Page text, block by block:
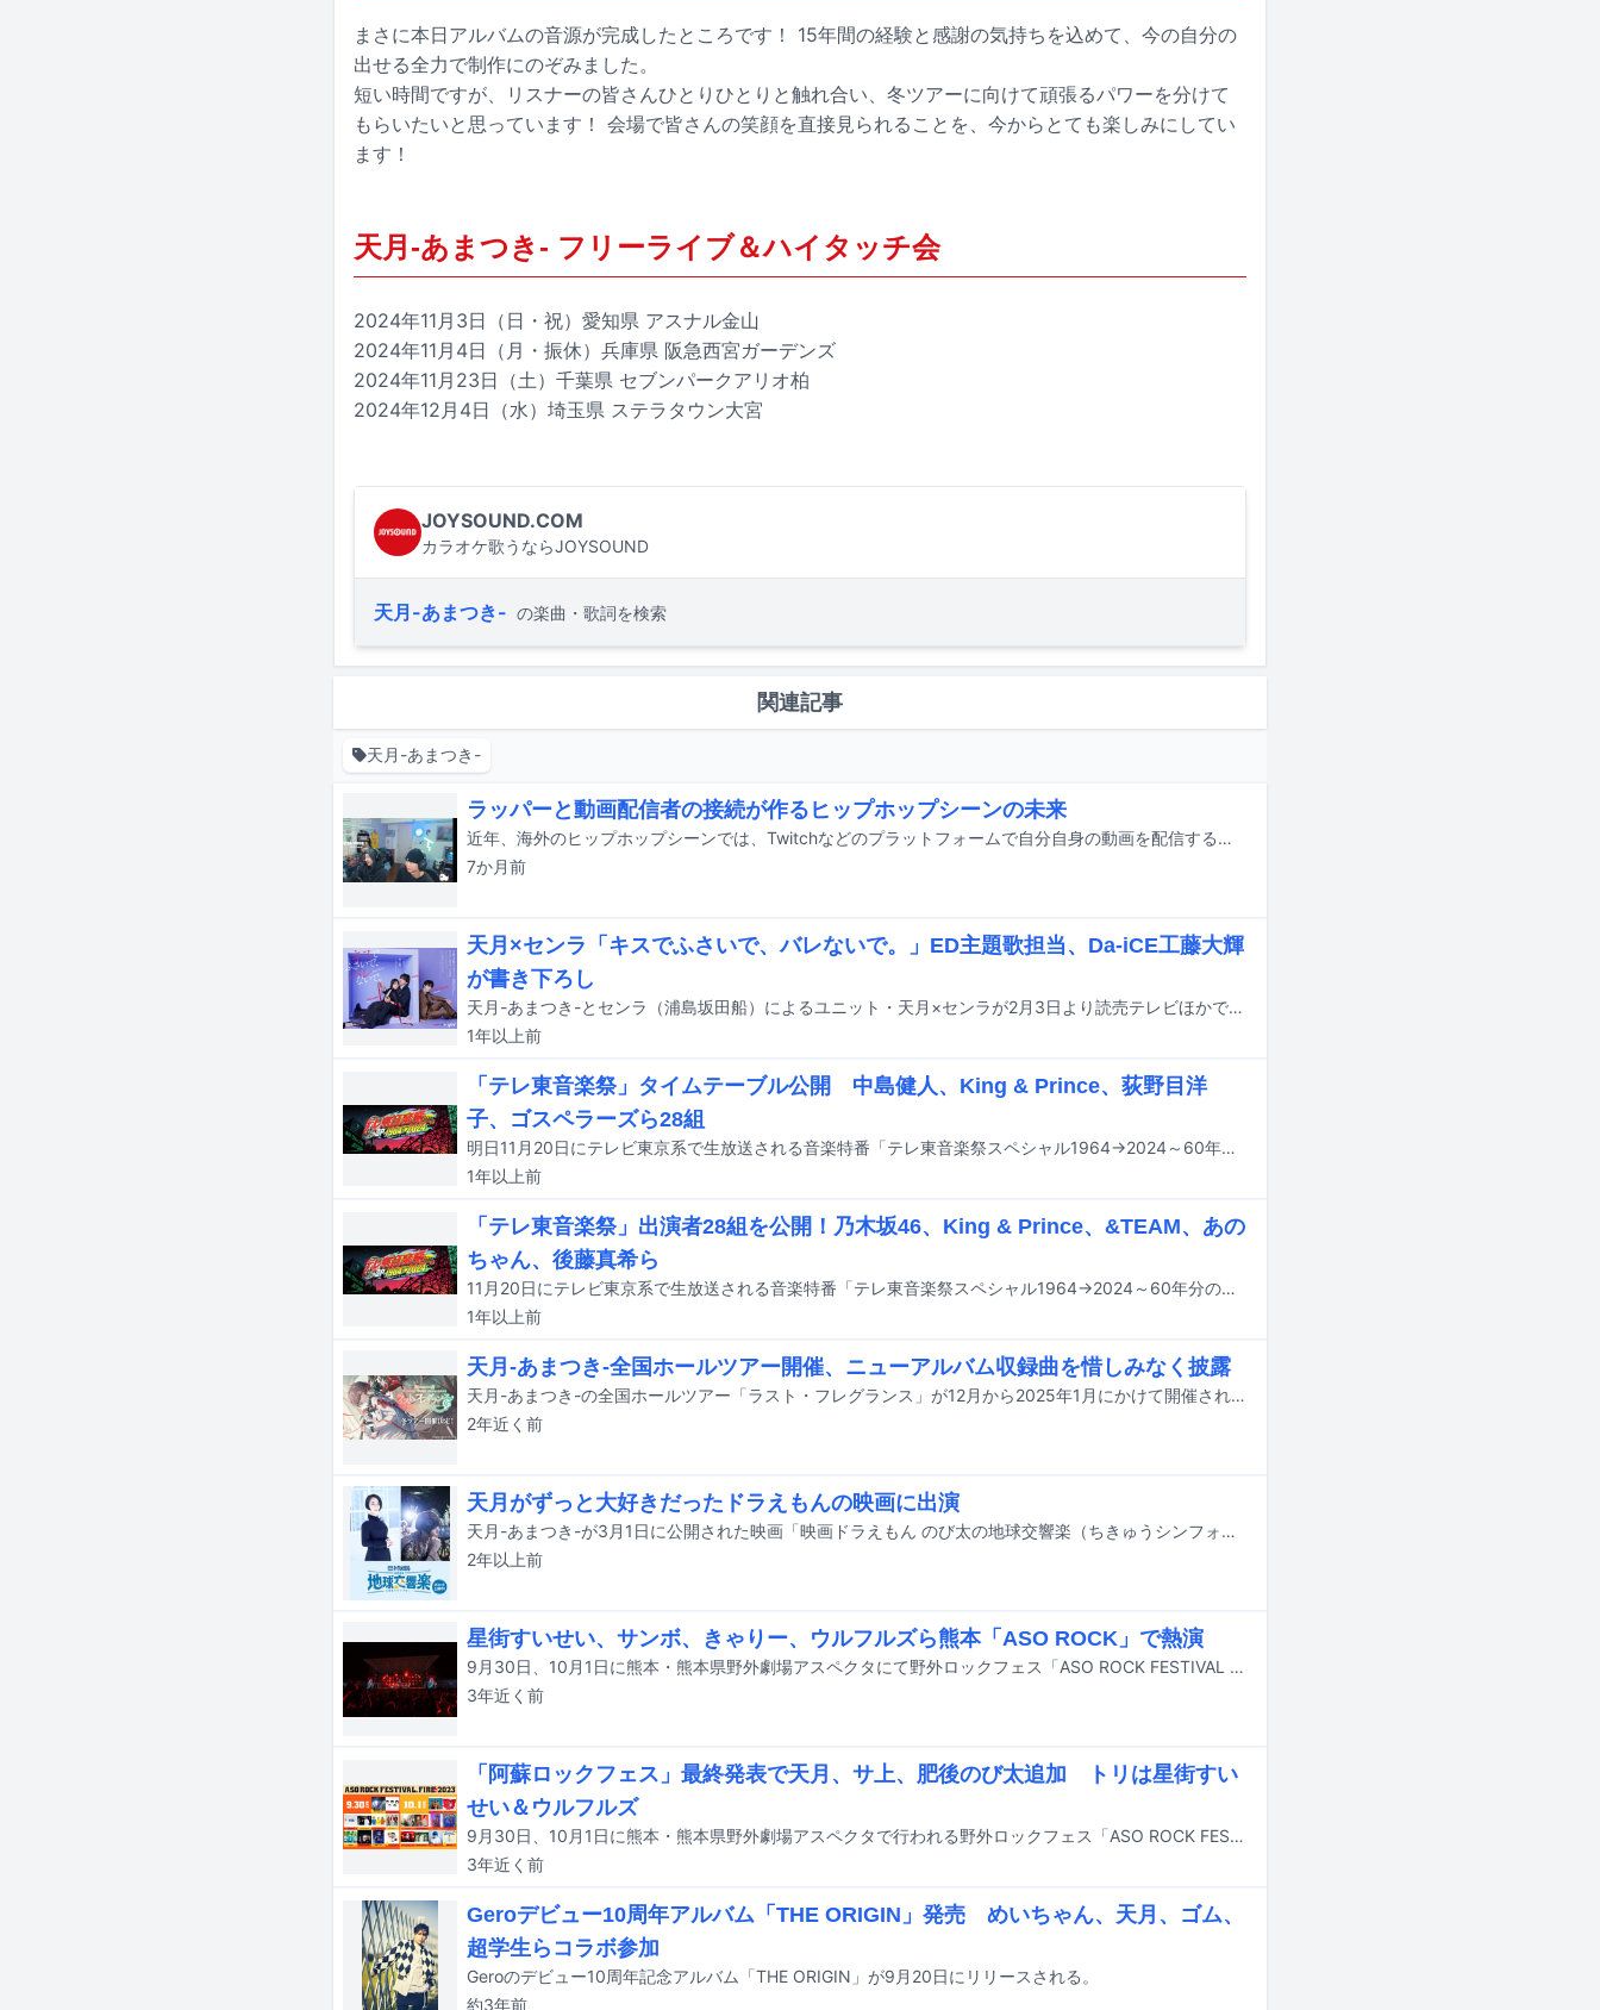
まさに本日アルバムの音源が完成したところです！ 15年間の経験と感謝の気持ちを込めて、今の自分の
出せる全力で制作にのぞみました。
短い時間ですが、リスナーの皆さんひとりひとりと触れ合い、冬ツアーに向けて頑張るパワーを分けて
もらいたいと思っています！ 会場で皆さんの笑顔を直接見られることを、今からとても楽しみにしてい
ます！
天月-あまつき- フリーライブ＆ハイタッチ会
2024年11月3日（日・祝）愛知県 アスナル金山
2024年11月4日（月・振休）兵庫県 阪急西宮ガーデンズ
2024年11月23日（土）千葉県 セブンパークアリオ柏
2024年12月4日（水）埼玉県 ステラタウン大宮
JOYSOUND.COM
カラオケ歌うならJOYSOUND
天月-あまつき- の楽曲・歌詞を検索
関連記事
天月-あまつき-
ラッパーと動画配信者の接続が作るヒップホップシーンの未来
近年、海外のヒップホップシーンでは、Twitchなどのプラットフォームで自分自身の動画を配信する動画配信者（ストリーマー）が欠かせない存在となっています。日本でもVtuberをはじめとして、配信の人気はここ数年で高まっていますが、海外では音楽と配信を組み合わせた企画がエンタメとして確立されており、特にアメリカのヒップホップと配信者は強固に接続。ヒップホップメディアでは、ラッパーのニュースと並んで配信者の話題がメインで扱われており、配信そのものがメインストリームとなっています。配信というプラットフォームでの編集も予定調和もないイベントは、視聴者を熱中させ、カルチャーをともに作っていくという体験を与えます。この記事では、海外で配信の文化がいかにして盛り上がり、ヒップホップと結び付いていったかをたどりつつ、dominguapや「ラフスタ」など、日本のシーンの最前線で活躍するヒップホップ配信者も紹介します。
7か月前
天月×センラ「キスでふさいで、バレないで。」ED主題歌担当、Da-iCE工藤大輝
が書き下ろし
天月-あまつき-とセンラ（浦島坂田船）によるユニット・天月×センラが2月3日より読売テレビほかで放送される連続ドラマ「キスでふさいで、バレないで。」のエンディング主題歌を担当する。
1年以上前
「テレ東音楽祭」タイムテーブル公開 中島健人、King & Prince、荻野目洋
子、ゴスペラーズら28組
明日11月20日にテレビ東京系で生放送される音楽特番「テレ東音楽祭スペシャル1964→2024～60年分の名曲！実は“歌の衝撃映像”ベスト100」のタイムテーブルが公開された。
1年以上前
「テレ東音楽祭」出演者28組を公開！乃木坂46、King & Prince、&TEAM、あの
ちゃん、後藤真希ら
11月20日にテレビ東京系で生放送される音楽特番「テレ東音楽祭スペシャル1964→2024～60年分の名曲！実は“歌の衝撃映像”ベスト100」の出演アーティストが発表された。
1年以上前
天月-あまつき-全国ホールツアー開催、ニューアルバム収録曲を惜しみなく披露
天月-あまつき-の全国ホールツアー「ラスト・フレグランス」が12月から2025年1月にかけて開催される。
2年近く 前
天月がずっと大好きだったドラえもんの映画に出演
天月-あまつき-が3月1日に公開された映画「映画ドラえもん のび太の地球交響楽（ちきゅうシンフォニー）」に出演していることが発表された。
2年以上前
星街すいせい、サンボ、きゃりー、ウルフルズら熊本「ASO ROCK」で熱演
9月30日、10月1日に熊本・熊本県野外劇場アスペクタにて野外ロックフェス「ASO ROCK FESTIVAL FIRE 2023」が開催された。
3年近く 前
「阿蘇ロックフェス」最終発表で天月、サ上、肥後のび太追加 トリは星街すい
せい＆ウルフルズ
9月30日、10月1日に熊本・熊本県野外劇場アスペクタで行われる野外ロックフェス「ASO ROCK FESTIVAL FIRE 2023（阿蘇ロックフェスティバル FIRE 2023）」の追加アーティストが発表された。
3年近く 前
Geroデビュー10周年アルバム「THE ORIGIN」発売 めいちゃん、天月、ゴム、
超学生らコラボ参加
Geroのデビュー10周年記念アルバム「THE ORIGIN」が9月20日にリリースされる。
約3年前